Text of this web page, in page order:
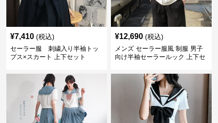
¥7,410 (税込)
セーラー服 刺繍入り半袖トッ
プス×スカート 上下セット
¥12,690 (税込)
メンズ セーラー服風 制服 男子
向け半袖セーラールック 上下セ